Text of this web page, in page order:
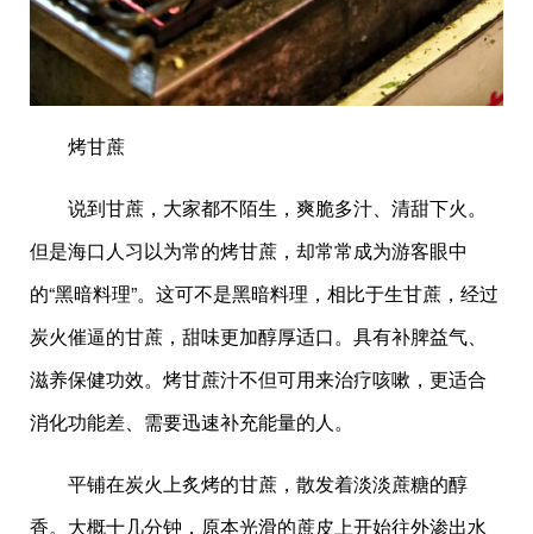
烤甘蔗
说到甘蔗，大家都不陌生，爽脆多汁、清甜下火。
但是海口人习以为常的烤甘蔗，却常常成为游客眼中
的“黑暗料理”。这可不是黑暗料理，相比于生甘蔗，经过
炭火催逼的甘蔗，甜味更加醇厚适口。具有补脾益气、
滋养保健功效。烤甘蔗汁不但可用来治疗咳嗽，更适合
消化功能差、需要迅速补充能量的人。
平铺在炭火上炙烤的甘蔗，散发着淡淡蔗糖的醇
香。大概十几分钟，原本光滑的蔗皮上开始往外渗出水